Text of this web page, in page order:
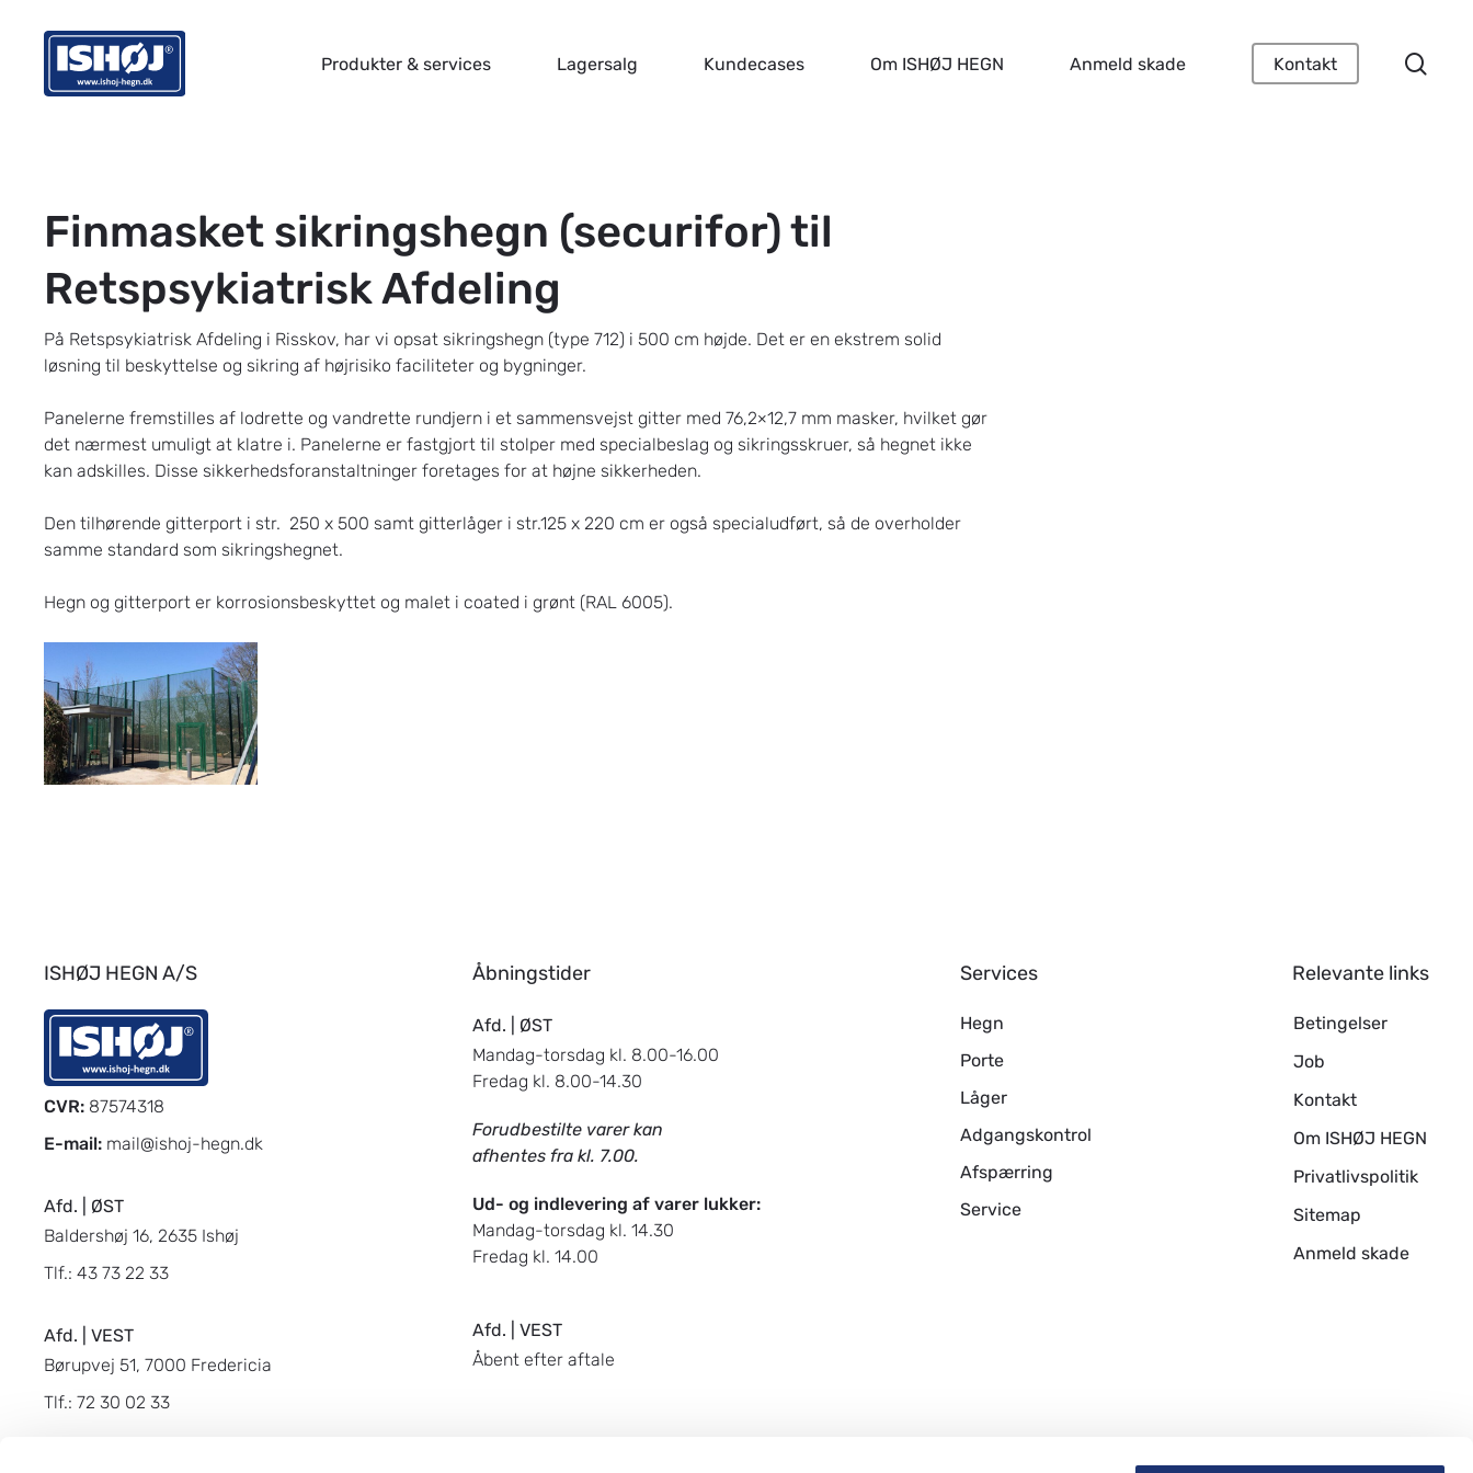
content
Produkter & services Lagersalg Kundecases Om ISHØJ HEGN Anmeld skade Kontakt
Finmasket sikringshegn (securifor) til
Retspsykiatrisk Afdeling
På Retspsykiatrisk Afdeling i Risskov, har vi opsat sikringshegn (type 712) i 500 cm højde. Det er en ekstrem solid
løsning til beskyttelse og sikring af højrisiko faciliteter og bygninger.
Panelerne fremstilles af lodrette og vandrette rundjern i et sammensvejst gitter med 76,2×12,7 mm masker, hvilket gør
det nærmest umuligt at klatre i. Panelerne er fastgjort til stolper med specialbeslag og sikringsskruer, så hegnet ikke
kan adskilles. Disse sikkerhedsforanstaltninger foretages for at højne sikkerheden.
Den tilhørende gitterport i str. 250 x 500 samt gitterlåger i str.125 x 220 cm er også specialudført, så de overholder
samme standard som sikringshegnet.
Hegn og gitterport er korrosionsbeskyttet og malet i coated i grønt (RAL 6005).
sikringshegn-
til-
retspsykiatrisk
ISHØJ HEGN A/S
CVR: 87574318
E-mail: mail@ishoj-hegn.dk
Afd. | ØST
Baldershøj 16, 2635 Ishøj
Tlf.: 43 73 22 33
Afd. | VEST
Børupvej 51, 7000 Fredericia
Tlf.: 72 30 02 33
Åbningstider
Afd. | ØST
Mandag-torsdag kl. 8.00-16.00
Fredag kl. 8.00-14.30
Forudbestilte varer kan
afhentes fra kl. 7.00.
Ud- og indlevering af varer lukker:
Mandag-torsdag kl. 14.30
Fredag kl. 14.00
Afd. | VEST
Åbent efter aftale
Services
Hegn
Porte
Låger
Adgangskontrol
Afspærring
Service
Relevante links
Betingelser
Job
Kontakt
Om ISHØJ HEGN
Privatlivspolitik
Sitemap
Anmeld skade